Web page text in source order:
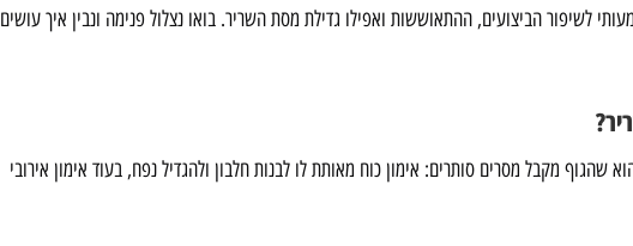
לשיפור הביצועים, ההתאוששות ואפילו גדילת מסת השריר. בואו נצלול פנימה ונבין איך עושים
מקבל מסרים סותרים: אימון כוח מאותת לו לבנות חלבון ולהגדיל נפח, בעוד אימון אירובי